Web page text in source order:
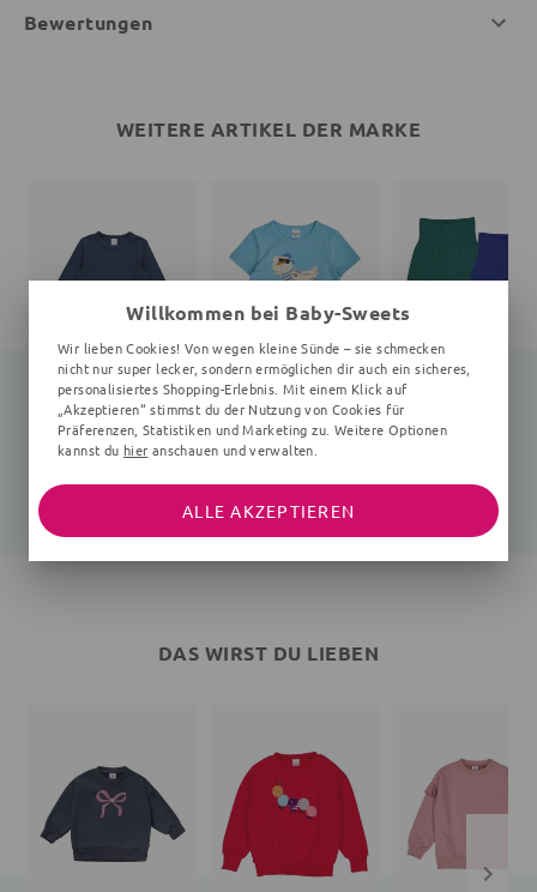
Bewertungen
WEITERE ARTIKEL DER MARKE
Langarmshirt
26,91 €
Print
DAS WIRST DU LIEBEN
Willkommen bei Baby-Sweets
Wir lieben Cookies! Von wegen kleine Sünde – sie schmecken
nicht nur super lecker, sondern ermöglichen dir auch ein sicheres,
personalisiertes Shopping-Erlebnis. Mit einem Klick auf
„Akzeptieren“ stimmst du der Nutzung von Cookies für
Präferenzen, Statistiken und Marketing zu. Weitere Optionen
kannst du hier anschauen und verwalten.
ALLE AKZEPTIEREN